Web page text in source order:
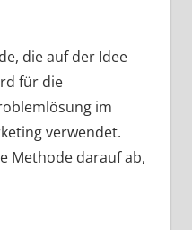
die auf der Idee
für die
im
verwendet.
Methode darauf ab,